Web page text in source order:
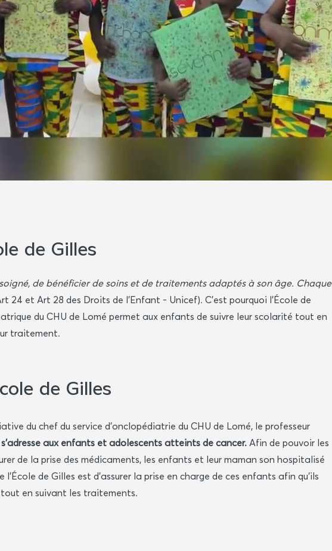
de Gilles
de bénéficier de soins et de traitements adaptés à son âge. Chaque
24 et Art 28 des Droits de l'Enfant - Unicef). C'est pourquoi l'École de
du CHU de Lomé permet aux enfants de suivre leur scolarité tout en
traitement.
de Gilles
du chef du service d'onclopédiatrie du CHU de Lomé, le professeur
s'adresse aux enfants et adolescents atteints de cancer. Afin de pouvoir les
de la prise des médicaments, les enfants et leur maman son hospitalisé
l'École de Gilles est d’assurer la prise en charge de ces enfants afin qu'ils
en suivant les traitements.